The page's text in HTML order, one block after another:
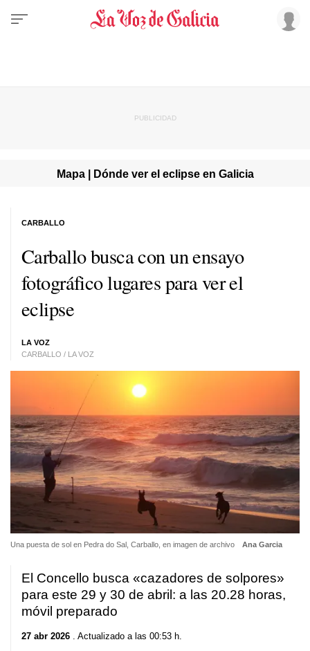
Mapa | Dónde ver el eclipse en Galicia
Carballo busca con un ensayo
fotográfico lugares para ver el
eclipse
LA VOZ
CARBALLO / LA VOZ
CARBALLO
Una puesta de sol en Pedra do Sal, Carballo, en imagen de archivo Ana Garcia
El Concello busca «cazadores de solpores»
para este 29 y 30 de abril: a las 20.28 horas,
móvil preparado
27 abr 2026 . Actualizado a las 00:53 h.